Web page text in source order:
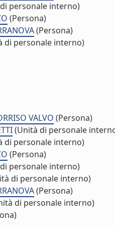
personale interno)
(Persona)
(Persona)
di personale interno)
VALVO (Persona)
(Unità di personale
di personale interno)
(Persona)
personale interno)
di personale interno)
(Persona)
di personale interno)